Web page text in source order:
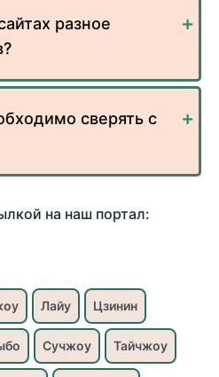
разное
сверять с
на наш портал:
Лайу Цзинин
Сучжоу Тайчжоу